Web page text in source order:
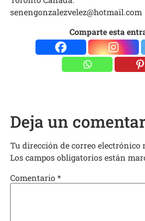
senengonzalezvelez@hotmail.com
Comparte esta
Deja un
Tu dirección de correo electrónico
Los campos obligatorios están
Comentario*